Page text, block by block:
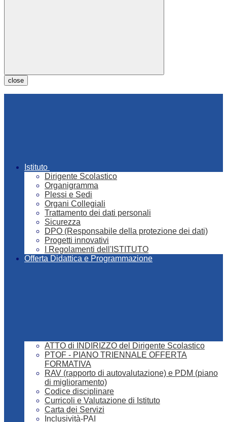
close
Istituto
Dirigente Scolastico
Organigramma
Plessi e Sedi
Organi Collegiali
Trattamento dei dati personali
Sicurezza
DPO (Responsabile della protezione dei dati)
Progetti innovativi
I Regolamenti dell'ISTITUTO
Offerta Didattica e Programmazione
ATTO di INDIRIZZO del Dirigente Scolastico
PTOF - PIANO TRIENNALE OFFERTA
FORMATIVA
RAV (rapporto di autovalutazione) e PDM (piano
di miglioramento)
Codice disciplinare
Curricoli e Valutazione di Istituto
Carta dei Servizi
Inclusività-PAI